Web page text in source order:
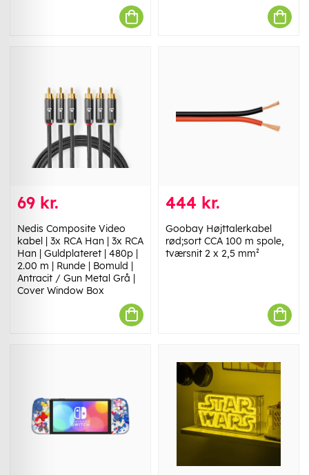
69 kr.
Nedis Composite Video
kabel | 3x RCA Han | 3x RCA
Han | Guldplateret | 480p |
2.00 m | Runde | Bomuld |
Antracit / Gun Metal Grå |
Cover Window Box
444 kr.
Goobay Højttalerkabel
rød;sort CCA 100 m spole,
tværsnit 2 x 2,5 mm²